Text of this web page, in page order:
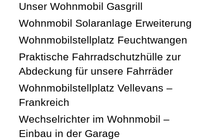
Unser Wohnmobil Gasgrill
Wohnmobil Solaranlage Erweiterung
Wohnmobilstellplatz Feuchtwangen
Praktische Fahrradschutzhülle zur
Abdeckung für unsere Fahrräder
Wohnmobilstellplatz Vellevans –
Frankreich
Wechselrichter im Wohnmobil –
Einbau in der Garage